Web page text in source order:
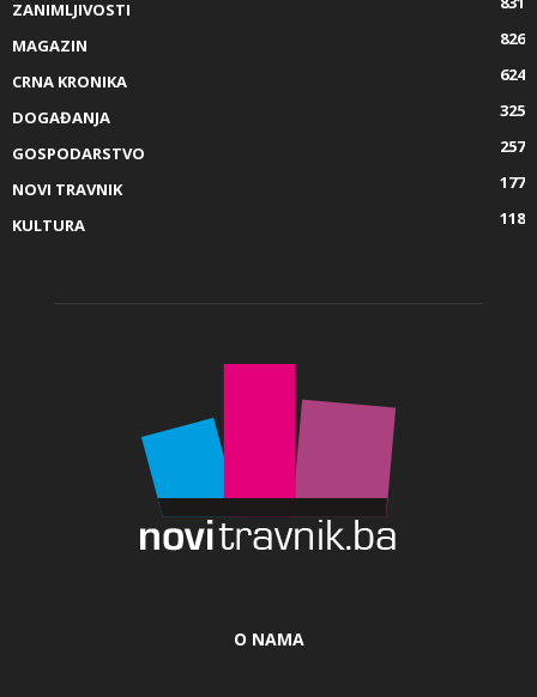
ZANIMLJIVOSTI
MAGAZIN
826
CRNA KRONIKA
624
DOGAĐANJA
325
GOSPODARSTVO
257
NOVI TRAVNIK
177
KULTURA
118
O NAMA